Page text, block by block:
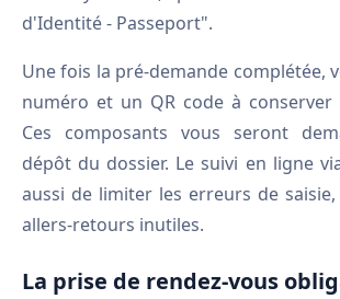
d'Identité - Passeport".
Une fois la pré-demande complétée,
numéro et un QR code à conserver
Ces composants vous seront
dépôt du dossier. Le suivi en ligne
aussi de limiter les erreurs de
allers-retours inutiles.
La prise de rendez-vous